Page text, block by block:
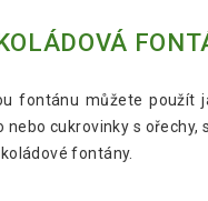
fontánu můžete použít
nebo cukrovinky s
fontány.